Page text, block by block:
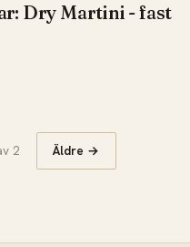
Dry Martini - fast
2 Äldre →